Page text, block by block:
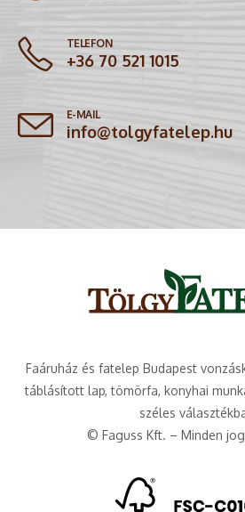
TELEFON
+36 70 521 1015
E-MAIL
info@tolgyfatelep.hu
Faáruház és fatelep Budapest
táblásított lap, tömörfa, konyhai
széles
© Faguss Kft. – Minden